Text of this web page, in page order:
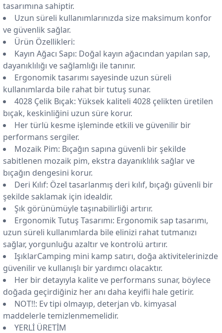
tasarımına sahiptir.
Uzun süreli kullanımlarınızda size maksimum konfor
ve güvenlik sağlar.
Ürün Özellikleri:
Kayın Ağacı Sapı: Doğal kayın ağacından yapılan sap,
dayanıklılığı ve sağlamlığı ile tanınır.
Ergonomik tasarımı sayesinde uzun süreli
kullanımlarda bile rahat bir tutuş sunar.
4028 Çelik Bıçak: Yüksek kaliteli 4028 çelikten üretilen
bıçak, keskinliğini uzun süre korur.
Her türlü kesme işleminde etkili ve güvenilir bir
performans sergiler.
Mozaik Pim: Bıçağın sapına güvenli bir şekilde
sabitlenen mozaik pim, ekstra dayanıklılık sağlar ve
bıçağın dengesini korur.
Deri Kılıf: Özel tasarlanmış deri kılıf, bıçağı güvenli bir
şekilde saklamak için idealdir.
Şık görünümüyle taşınabilirliği artırır.
Ergonomik Tutuş Tasarımı: Ergonomik sap tasarımı,
uzun süreli kullanımlarda bile elinizi rahat tutmanızı
sağlar, yorgunluğu azaltır ve kontrolü artırır.
IşıklarCamping mini kamp satırı, doğa aktivitelerinizde
güvenilir ve kullanışlı bir yardımcı olacaktır.
Her bir detayıyla kalite ve performans sunar, böylece
doğada geçirdiğiniz her anı daha keyifli hale getirir.
NOT!!: Ev tipi olmayıp, deterjan vb. kimyasal
maddelerle temizlenmemelidir.
YERLİ ÜRETİM